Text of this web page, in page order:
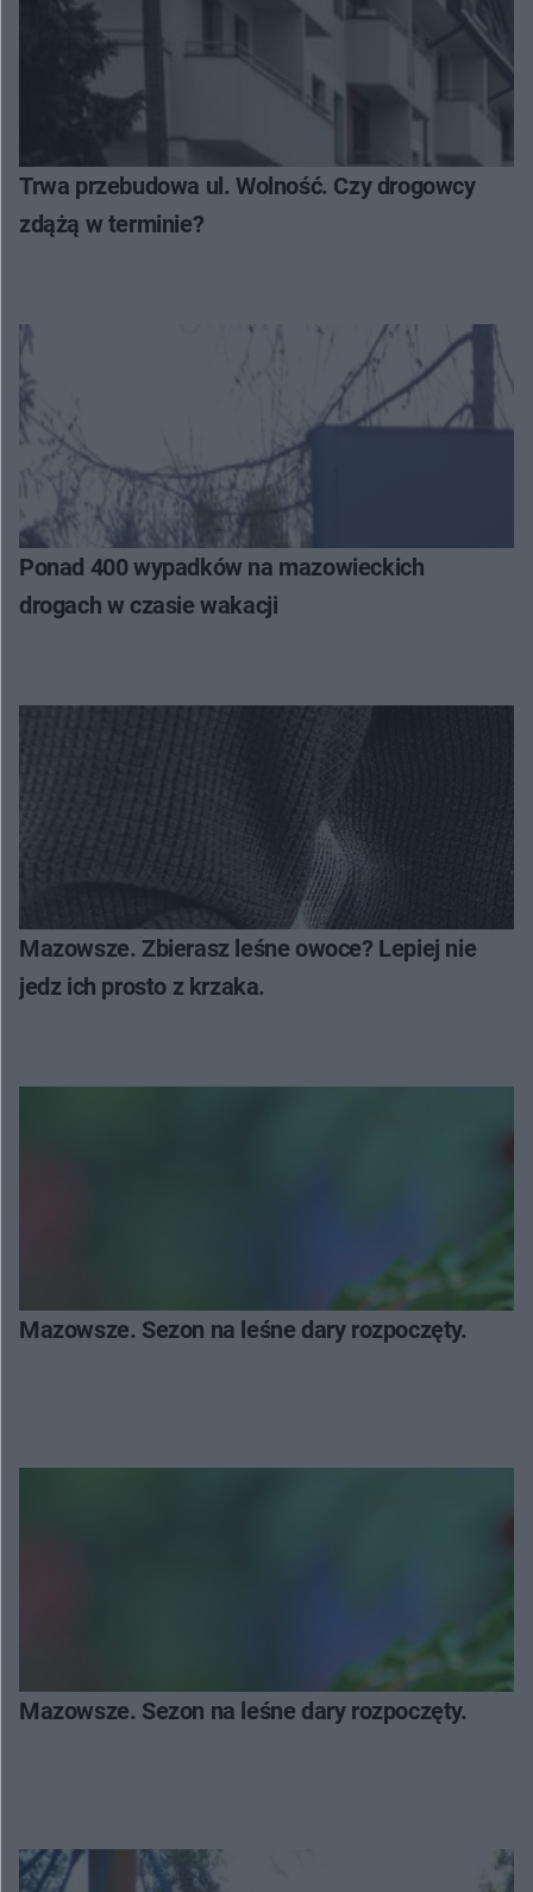
Trwa przebudowa ul. Wolność. Czy drogowcy
zdążą w terminie?
Ponad 400 wypadków na mazowieckich
drogach w czasie wakacji
Mazowsze. Zbierasz leśne owoce? Lepiej nie
jedz ich prosto z krzaka.
Mazowsze. Sezon na leśne dary rozpoczęty.
Mazowsze. Sezon na leśne dary rozpoczęty.